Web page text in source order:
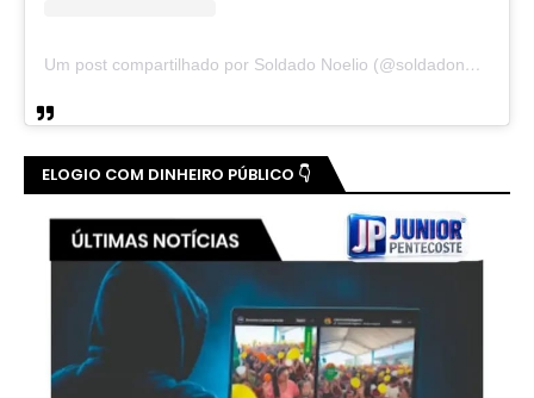
Um post compartilhado por Soldado Noelio (@soldadonoelio)
ELOGIO COM DINHEIRO PÚBLICO 👇